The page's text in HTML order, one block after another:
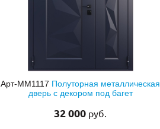
Арт-ММ1117 Полуторная металлическая
дверь с декором под багет
32 000 руб.